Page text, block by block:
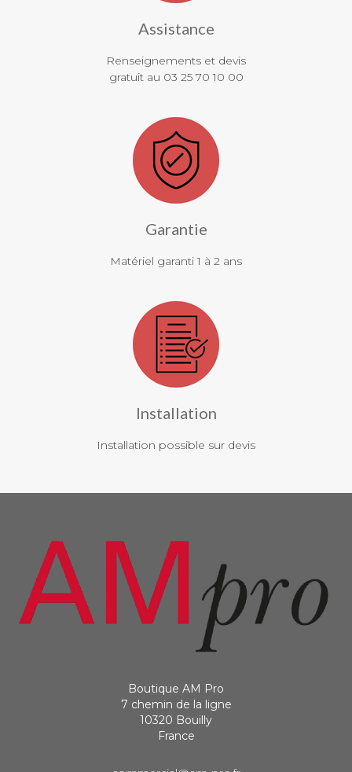
Assistance
Renseignements et devis
gratuit au 03 25 70 10 00
Garantie
Matériel garanti 1 à 2 ans
Installation
Installation possible sur devis
Boutique AM Pro
7 chemin de la ligne
10320 Bouilly
France